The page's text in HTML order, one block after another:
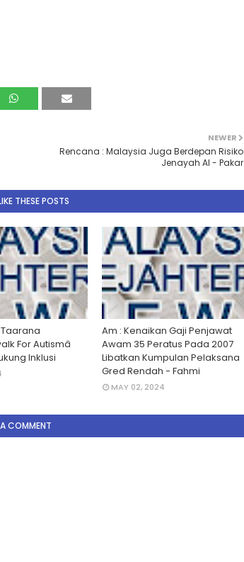
NEWER
Rencana : Malaysia Juga Berdepan Risiko
Jenayah AI - Pakar
THESE POSTS
For Autismâ
Inklusi
Am : Kenaikan Gaji Penjawat
Awam 35 Peratus Pada 2007
Libatkan Kumpulan Pelaksana
Gred Rendah - Fahmi
MAY 02, 2024
COMMENT